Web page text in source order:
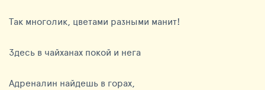
Так многолик, цветами разными манит!
Здесь в чайханах покой и нега
Адреналин найдешь в горах,